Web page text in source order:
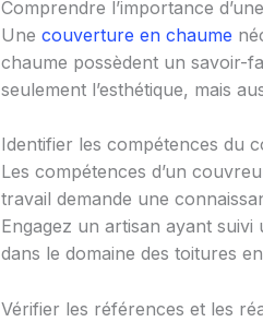
Comprendre l’importance
Une couverture en chaume
chaume possèdent un savoir-
seulement l’esthétique, mais
Identifier les compétences du
Les compétences d’un
travail demande une
Engagez un artisan ayant
dans le domaine des toitures
Vérifier les références et les